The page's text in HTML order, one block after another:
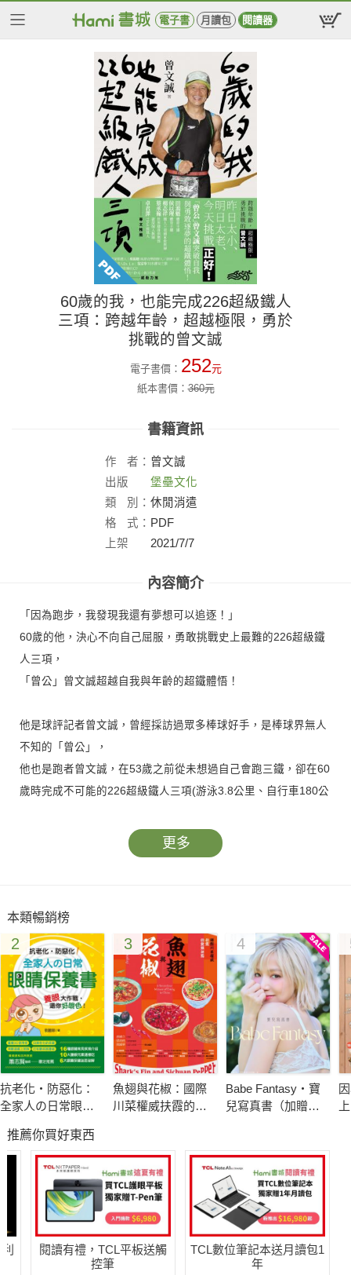
電子書 月讀包 閱讀器
60歲的我，也能完成226超級鐵人
三項：跨越年齡，超越極限，勇於
挑戰的曾文誠
電子書價： 252元
紙本書價：360元
書籍資訊
作 者： 曾文誠
出版
社：
堡壘文化
類
別： 休閒消遣
格
式： PDF
上架
2021/7/7
內容簡介
「因為跑步，我發現我還有夢想可以追逐！」
60歲的他，決心不向自己屈服，勇敢挑戰史上最難的226超級鐵
人三項，
「曾公」曾文誠超越自我與年齡的超鐵體悟！
他是球評記者曾文誠，曾經採訪過眾多棒球好手，是棒球界無人
不知的「曾公」，
他也是跑者曾文誠，在53歲之前從未想過自己會跑三鐵，卻在60
歲時完成不可能的226超級鐵人三項(游泳3.8公里、自行車180公
他說：「別被年齡限制你的想像，限制你逐夢」、「不揮棒，球
不會越過全壘打牆外」，
在這本書中，曾公娓娓道來他與跑步結緣的過程、從中領悟到的
人生哲學，以及征服那看似不可能達成的226超級鐵人三項的艱
辛與初心，
而這一切，都從那場「被」報名的台北馬拉松開始，
讓他從一個完全不想跑步的人，開始學習在跑步的過程中挑戰與
認識自己，
從9K、51K、113K到226K，
從53歲、55歲、58歲到60歲，
不但沒有擊潰他的身心，反而讓他領悟了「人生沒有不可能」的
奮戰精神。
從台北馬、東京馬、平壤馬，到最終目標的台東226超級鐵人三
一路上充滿痛苦的上坡、惡劣的天氣、重複的風景，以及每次都
更多
本類暢銷榜
2
抗老化‧防惡化：
全家人の日常眼睛
3
魚翅與花椒：國際
川菜權威扶霞的飲
4
Babe Fantasy‧寶
兒寫真書（加贈多
推薦你買好東西
閱讀有禮，TCL平板送觸
控筆
TCL數位筆記本送月讀包1
年